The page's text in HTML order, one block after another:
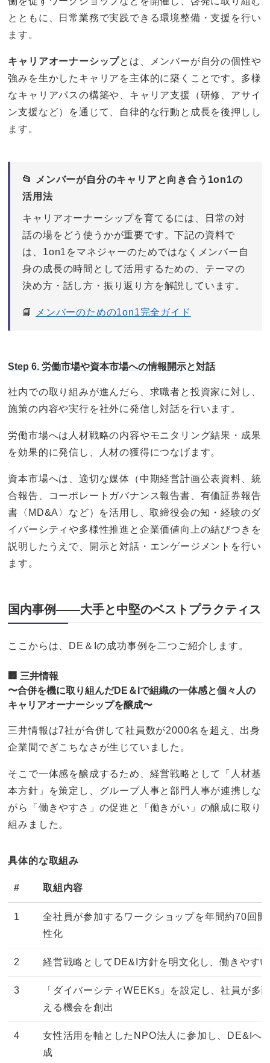
とともに、日常業務で実践できる環境整備・支援を行い
ます。
キャリアオーナーシップとは、メンバーが自分の個性や
強みを生かしたキャリアを主体的に築くことです。多様
なキャリアパスの構築や、キャリア支援（研修、アサイ
ン支援など）を通じて、自律的な行動と成長を後押しし
ます。
📂 メンバーが自分のキャリアと向き合う1on1の
活用法
キャリアオーナーシップを育てるには、日常の対
話の場をどう使うかが重要です。下記の資料で
は、1on1をマネジャーのためではなくメンバー自
身の成長の時間として活用するための、テーマの
決め方・話し方・振り返り方を解説しています。
📘 メンバーのための1on1完全ガイド
Step 6. 労働市場や資本市場への情報開示と対話
社内での取り組みが進んだら、求職者と投資家に対し、
施策の内容や実行を社外に発信し対話を行います。
労働市場へは人材戦略の内容やモニタリング結果・成果
を効果的に発信し、人材の獲得につなげます。
資本市場へは、適切な媒体（中期経営計画公表資料、統
合報告、コーポレートガバナンス報告書、有価証券報告
書〈MD&A〉など）を活用し、取締役会の知・経験のダ
イバーシティや多様性推進と企業価値向上の結びつきを
説明したうえで、開示と対話・エンゲージメントを行い
ます。
国内事例——大手と中堅のベストプラクティス
ここからは、DE＆Iの成功事例を二つご紹介します。
🏢 三井情報
〜合併を機に取り組んだDE＆Iで組織の一体感と個々人の
キャリアオーナーシップを醸成〜
三井情報は7社が合併して社員数が2000名を超え、出身
企業間でぎこちなさが生じていました。
そこで一体感を醸成するため、経営戦略として「人材基
本方針」を策定し、グループ人事と部門人事が連携しな
がら「働きやすさ」の促進と「働きがい」の醸成に取り
組みました。
具体的な取組み
# 取組内容
1
全社員が参加するワークショップを年間約70回
性化
2 経営戦略としてDE&I方針を明文化し、働きやす
3
「ダイバーシティWEEKs」を設定し、社員が多
える機会を創出
4
女性活用を軸としたNPO法人に参加し、DE&Iへ
成